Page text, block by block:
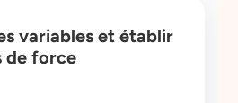
variables et établir
de force